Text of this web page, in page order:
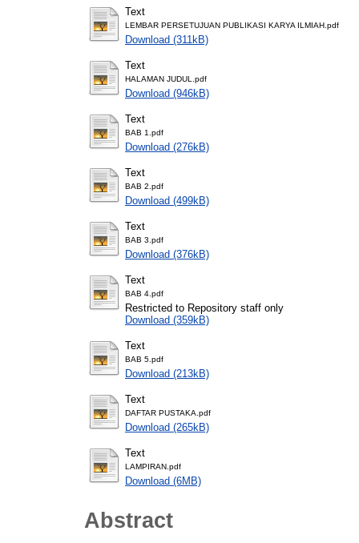
Text
LEMBAR PERSETUJUAN PUBLIKASI KARYA ILMIAH.pdf
Download (311kB)
Text
HALAMAN JUDUL.pdf
Download (946kB)
Text
BAB 1.pdf
Download (276kB)
Text
BAB 2.pdf
Download (499kB)
Text
BAB 3.pdf
Download (376kB)
Text
BAB 4.pdf
Restricted to Repository staff only
Download (359kB)
Text
BAB 5.pdf
Download (213kB)
Text
DAFTAR PUSTAKA.pdf
Download (265kB)
Text
LAMPIRAN.pdf
Download (6MB)
Abstract